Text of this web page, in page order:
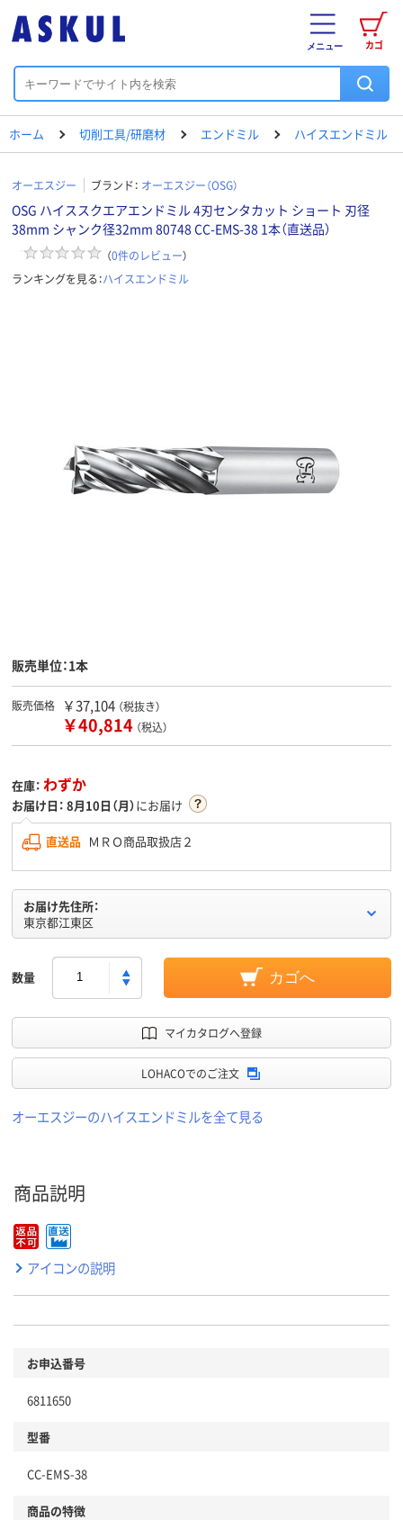
カゴ
メニュー
ホーム 切削工具/研磨材 エンドミル ハイスエンドミル
オーエスジー ブランド： オーエスジー（OSG）
OSG ハイススクエアエンドミル 4刃センタカット ショート 刃径
38mm シャンク径32mm 80748 CC-EMS-38 1本（直送品）
（0件のレビュー）
ランキングを見る：ハイスエンドミル
販売単位：1本
販売価格 ￥37,104 （税抜き）
￥40,814 （税込）
在庫： わずか
お届け日： 8月10日（月）にお届け
直送品 ＭＲＯ商品取扱店２
お届け先住所：
東京都江東区
数量 カゴへ
マイカタログへ登録
LOHACOでのご注文
オーエスジーのハイスエンドミルを全て見る
商品説明
アイコンの説明
お申込番号
6811650
型番
CC-EMS-38
商品の特徴